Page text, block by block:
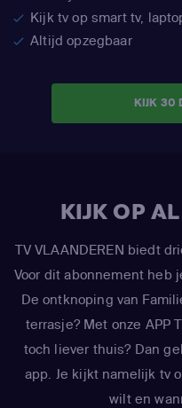
Kijk tv op smart tv,
Altijd opzegbaar
KIJK 30
KIJK OP
TV VLAANDEREN biedt
Voor dit abonnement heb
De ontknoping van
terrasje? Met onze APP
toch liever thuis? Dan
app. Je kijkt namelijk tv
wilt en